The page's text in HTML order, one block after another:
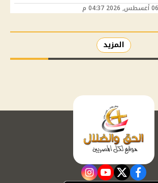
المزيد
facebook
twitter
youtube
instagram